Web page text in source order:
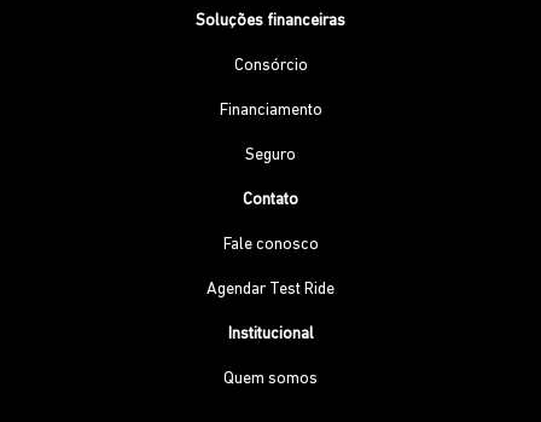
Soluções financeiras
Consórcio
Financiamento
Seguro
Contato
Fale conosco
Agendar Test Ride
Institucional
Quem somos